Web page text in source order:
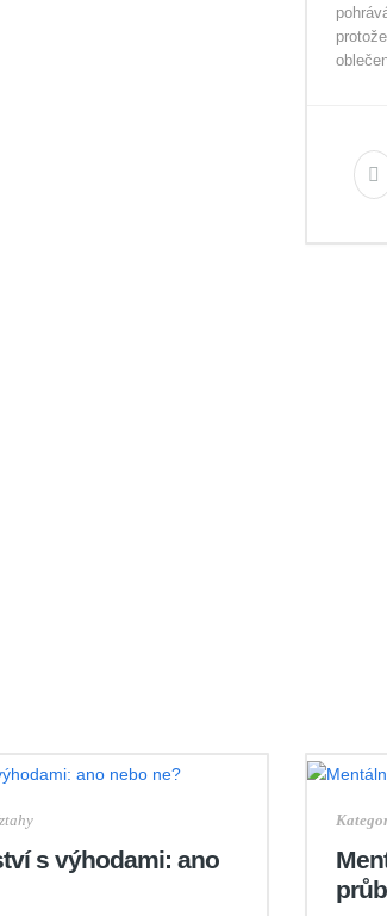
s výhodami: ano